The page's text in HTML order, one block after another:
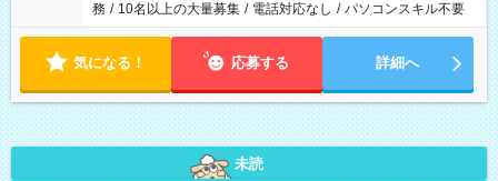
務 / 10名以上の大量募集 / 電話対応なし / パソコンスキル不要
気になる！ 応募する 詳細へ
未読